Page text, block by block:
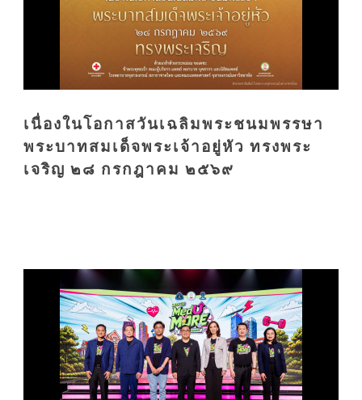
เนื่องในโอกาสวันเฉลิมพระชนมพรรษา
พระบาทสมเด็จพระเจ้าอยู่หัว ทรงพระ
เจริญ ๒๘ กรกฎาคม ๒๕๖๙